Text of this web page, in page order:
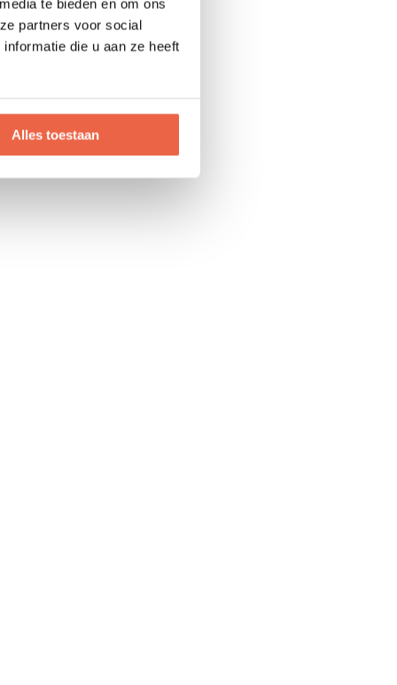
te bieden en om ons
partners voor social
die u aan ze heeft
Alles toestaan